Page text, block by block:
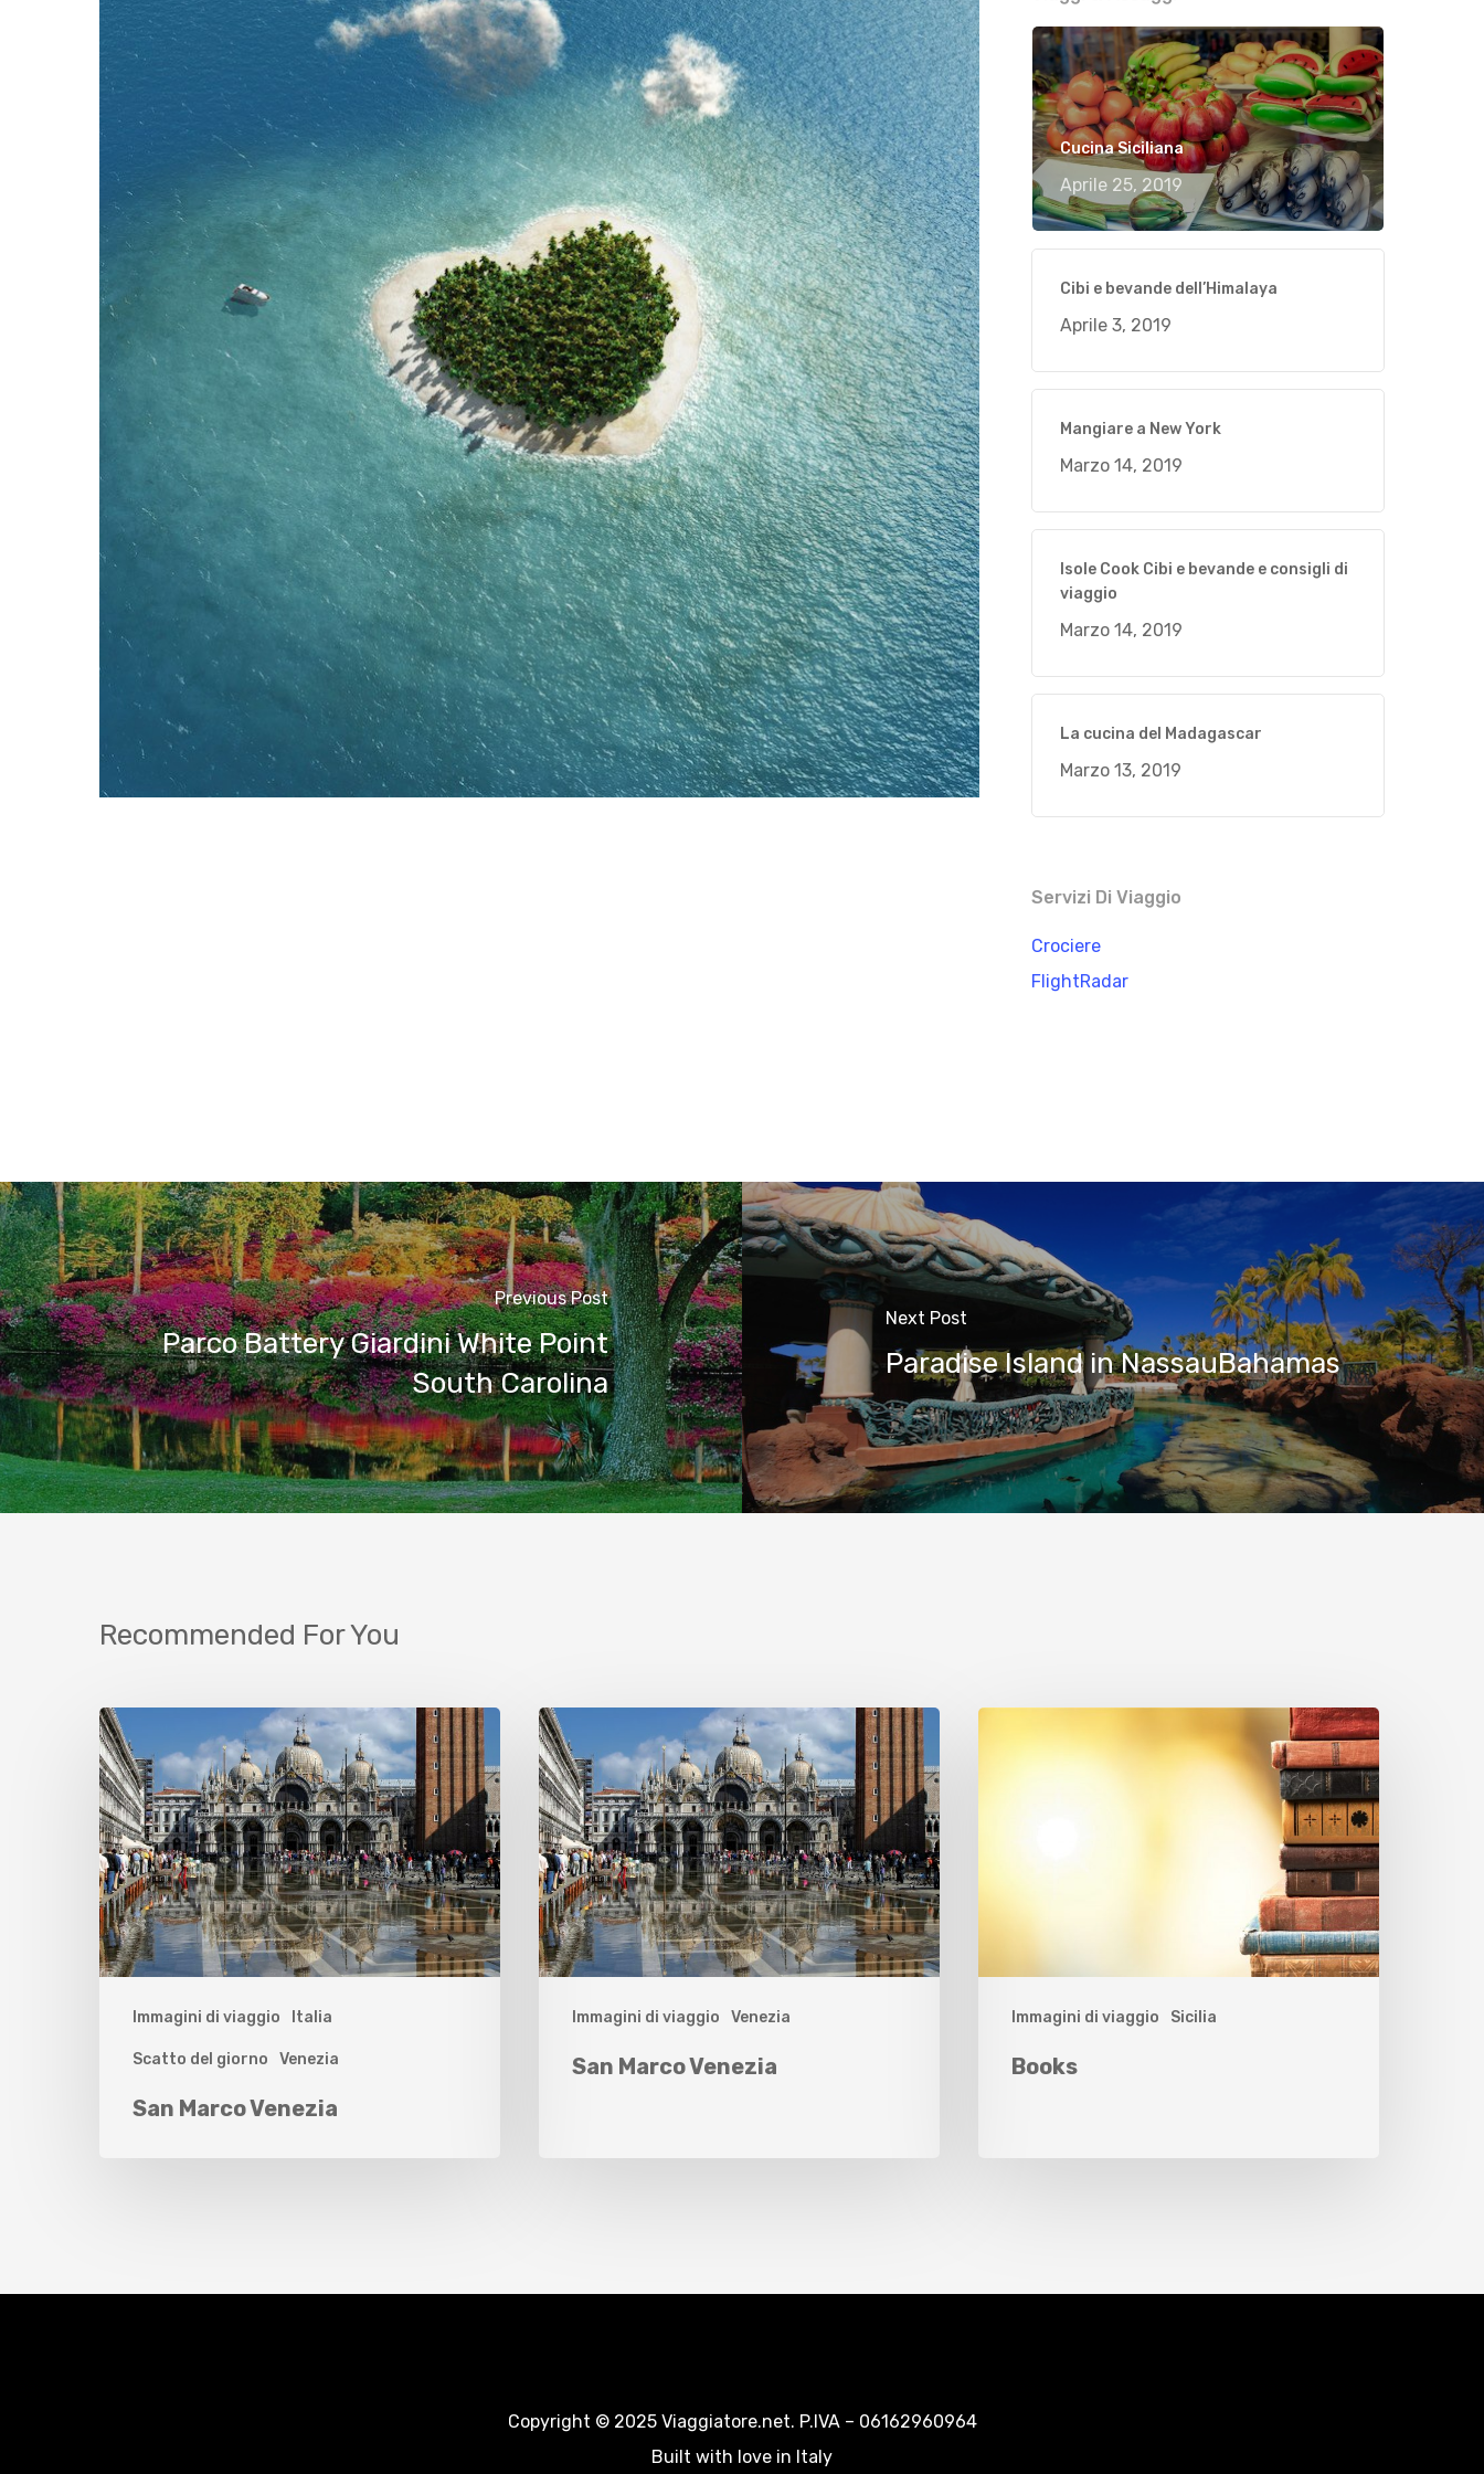
Hit enter to search or ESC to close
Cucina Siciliana
Aprile 25, 2019
Cibi e bevande dell’Himalaya
Aprile 3, 2019
Mangiare a New York
Marzo 14, 2019
Isole Cook Cibi e bevande e consigli di
viaggio
Marzo 14, 2019
La cucina del Madagascar
Marzo 13, 2019
Servizi Di Viaggio
Crociere
FlightRadar
Previous Post
Parco Battery Giardini White Point
South Carolina
Next Post
Paradise Island in NassauBahamas
Recommended For You
Immagini di viaggio Italia
Scatto del giorno Venezia
San Marco Venezia
Immagini di viaggio Venezia
San Marco Venezia
Immagini di viaggio Sicilia
Books
Copyright © 2025 Viaggiatore.net. P.IVA – 06162960964
Built with love in Italy